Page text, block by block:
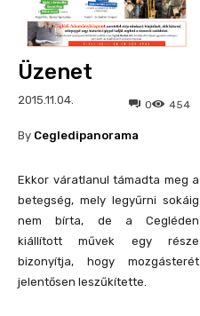
Üzenet
2015.11.04. 454
0
By Cegledipanorama
Ekkor váratlanul támadta meg a
betegség, mely legyűrni sokáig
nem bírta, de a Cegléden
kiállított művek egy része
bizonyítja, hogy mozgásterét
jelentősen leszűkítette.